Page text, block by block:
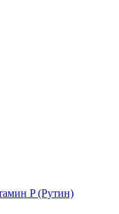
P (Рутин)